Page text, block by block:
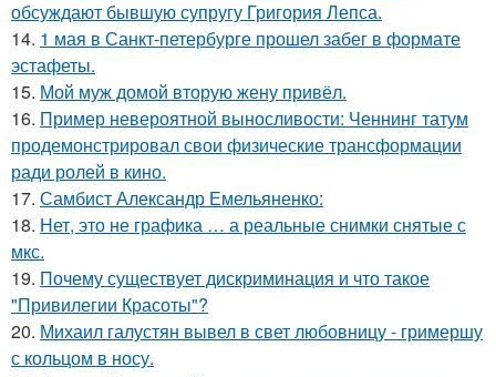
обсуждают бывшую супругу Григория Лепса.
14. 1 мая в Санкт-петербурге прошел забег в формате
эстафеты.
15. Мой муж домой вторую жену привёл.
16. Пример невероятной выносливости: Ченнинг татум
продемонстрировал свои физические трансформации
ради ролей в кино.
17. Самбист Александр Емельяненко:
18. Нет, это не графика … а реальные снимки снятые с
мкс.
19. Почему существует дискриминация и что такое
"Привилегии Красоты"?
20. Михаил галустян вывел в свет любовницу - гримершу
с кольцом в носу.